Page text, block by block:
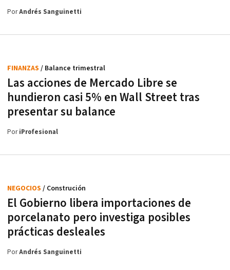
PorAndrés Sanguinetti
Las acciones de Mercado Libre se
hundieron casi 5% en Wall Street tras
presentar su balance
FINANZAS / Balance trimestral
PoriProfesional
El Gobierno libera importaciones de
porcelanato pero investiga posibles
prácticas desleales
NEGOCIOS / Construción
PorAndrés Sanguinetti